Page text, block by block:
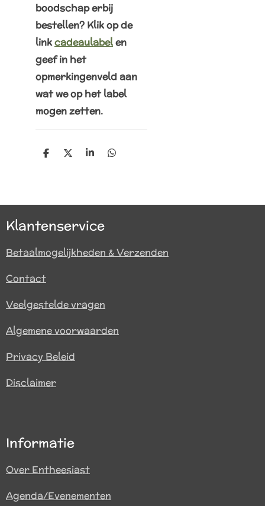
boodschap erbij
bestellen? Klik op de
linkcadeaulabelen
geef in het
opmerkingenveld aan
wat we op het label
mogen zetten.
D
D
S
D
Klantenservice
Betaalmogelijkheden & Verzenden
Contact
Veelgestelde vragen
Algemene voorwaarden
Privacy Beleid
Disclaimer
Informatie
Over Entheesiast
Agenda/Evenementen